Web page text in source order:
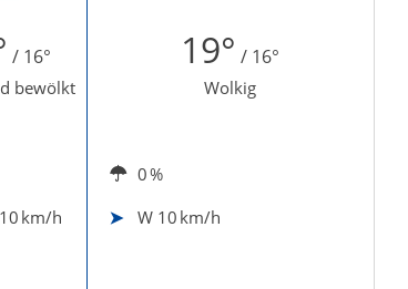
/ 16° 19° / 16°
bewölkt Wolkig
0 %
10 km/h W 10 km/h